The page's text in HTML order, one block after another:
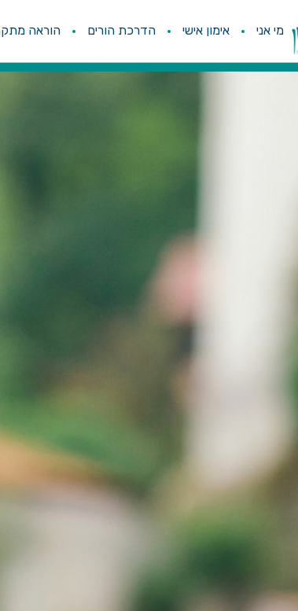
מי אני אימון אישי הדרכת הורים הוראה